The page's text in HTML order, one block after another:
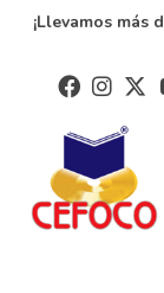
¡Llevamos más